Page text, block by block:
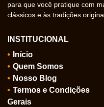
para que você pratique com
clássicos e às tradições
INSTITUCIONAL
Início
Quem Somos
Nosso Blog
Termos e Condições
Gerais